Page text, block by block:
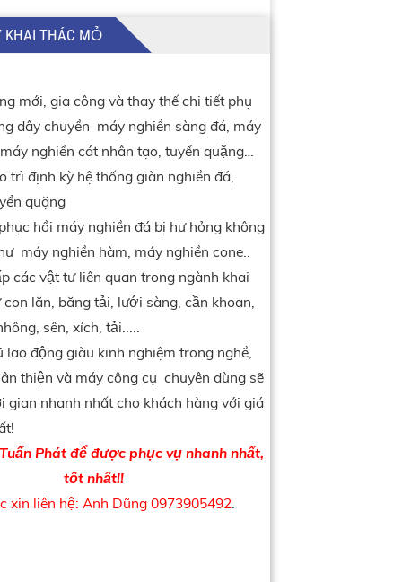
THÁC MỎ
mới, gia công và thay thế chi tiết phụ
dây chuyền máy nghiền sàng đá, máy
nghiền cát nhân tạo, tuyển quặng…
trì định kỳ hệ thống giàn nghiền đá,
quặng
hồi máy nghiền đá bị hư hỏng không
máy nghiền hàm, máy nghiền cone..
các vật tư liên quan trong ngành khai
lăn, băng tải, lưới sàng, cần khoan,
sên, xích, tải.....
lao động giàu kinh nghiệm trong nghề,
thiện và máy công cụ chuyên dùng sẽ
gian nhanh nhất cho khách hàng với giá
Phát để được phục vụ nhanh nhất,
tốt nhất!!
xin liên hệ: Anh Dũng 0973905492.